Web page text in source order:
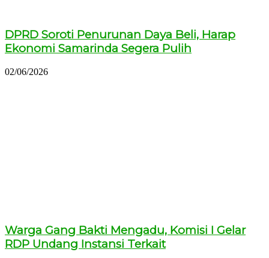
DPRD Soroti Penurunan Daya Beli, Harap
Ekonomi Samarinda Segera Pulih
02/06/2026
Warga Gang Bakti Mengadu, Komisi I Gelar
RDP Undang Instansi Terkait